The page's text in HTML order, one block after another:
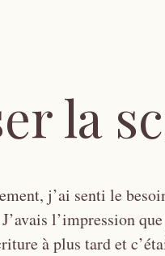
la
j’ai senti le
l’impression
à plus tard et